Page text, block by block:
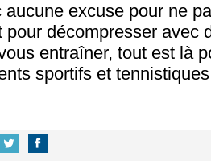
aucune excuse pour ne
pour décompresser avec
entraîner, tout est là
sportifs et